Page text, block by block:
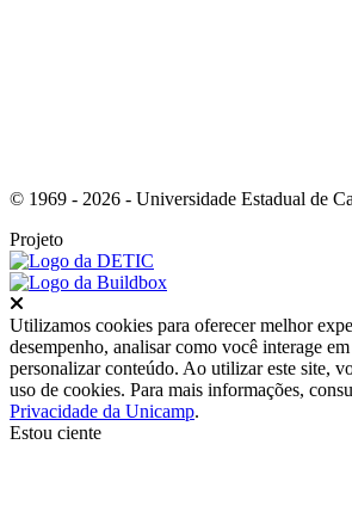
© 1969 - 2026 - Universidade Estadual de
Projeto
Utilizamos cookies para oferecer melhor
desempenho, analisar como você interage
personalizar conteúdo. Ao utilizar este site,
uso de cookies. Para mais informações,
Privacidade da Unicamp.
Estou ciente